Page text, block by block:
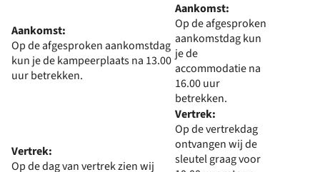
Aankomst:
Op de afgesproken aankomstdag
kun je de kampeerplaats na 13.00
uur betrekken.
Aankomst:
Op de afgesproken
aankomstdag kun
je de
accommodatie na
16.00 uur
betrekken.
Vertrek:
Op de dag van vertrek zien wij
Vertrek:
Op de vertrekdag
ontvangen wij de
sleutel graag voor